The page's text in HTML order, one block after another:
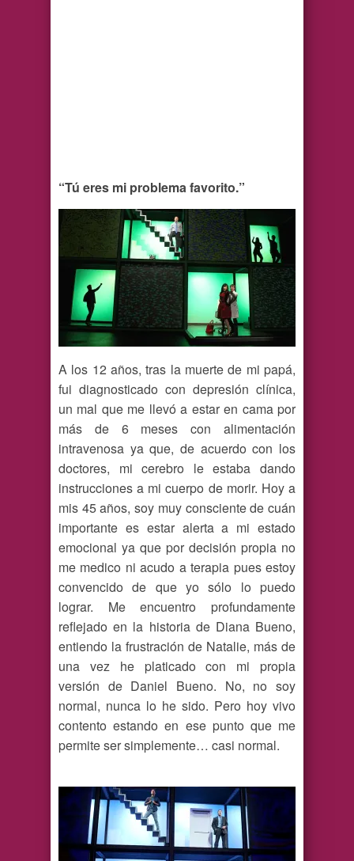
“Tú eres mi problema favorito.”
A los 12 años, tras la muerte de mi papá,
fui diagnosticado con depresión clínica,
un mal que me llevó a estar en cama por
más de 6 meses con alimentación
intravenosa ya que, de acuerdo con los
doctores, mi cerebro le estaba dando
instrucciones a mi cuerpo de morir. Hoy a
mis 45 años, soy muy consciente de cuán
importante es estar alerta a mi estado
emocional ya que por decisión propia no
me medico ni acudo a terapia pues estoy
convencido de que yo sólo lo puedo
lograr. Me encuentro profundamente
reflejado en la historia de Diana Bueno,
entiendo la frustración de Natalie, más de
una vez he platicado con mi propia
versión de Daniel Bueno. No, no soy
normal, nunca lo he sido. Pero hoy vivo
contento estando en ese punto que me
permite ser simplemente… casi normal.